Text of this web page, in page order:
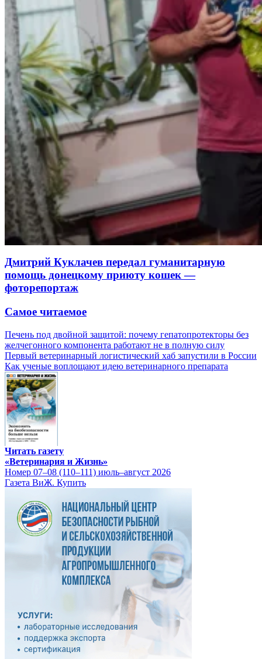
Дмитрий Куклачев передал гуманитарную
помощь донецкому приюту кошек —
фоторепортаж
Самое читаемое
Печень под двойной защитой: почему гепатопротекторы без
желчегонного компонента работают не в полную силу
Первый ветеринарный логистический хаб запустили в России
Как ученые воплощают идею ветеринарного препарата
Читать газету
«Ветеринария и Жизнь»
Номер 07–08 (110–111) июль–август 2026
Газета ВиЖ. Купить